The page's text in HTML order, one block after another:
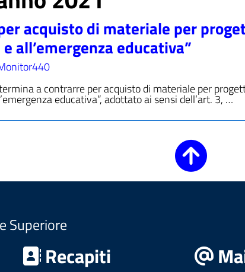
acquisto di materiale per
all’emergenza educativa”
a contrarre per acquisto di materiale per
educativa”, adottato ai sensi dell’art. 3, …
Superiore
Recapiti